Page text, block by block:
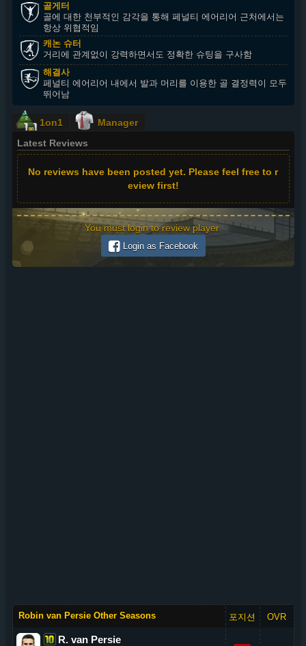
골게터
골에 대한 천부적인 감각을 통해 페널티 에어리어 근처에서는
항상 위협적임
캐논 슈터
거리에 관계없이 강력하면서도 정확한 슈팅을 구사함
해결사
페널티 에어리어 내에서 발과 머리를 이용한 골 결정력이 모두
뛰어남
1on1
Manager
Latest Reviews
No reviews have been posted yet. Please feel free to r
eview first!
You must login to review player.
Login as Facebook
Robin van Persie Other Seasons 포지션 OVR
R. van Persie